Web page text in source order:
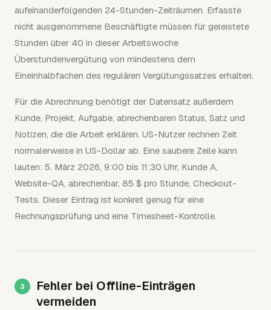
aufeinanderfolgenden 24-Stunden-Zeiträumen. Erfasste
nicht ausgenommene Beschäftigte müssen für geleistete
Stunden über 40 in dieser Arbeitswoche
Überstundenvergütung von mindestens dem
Eineinhalbfachen des regulären Vergütungssatzes erhalten.
Für die Abrechnung benötigt der Datensatz außerdem
Kunde, Projekt, Aufgabe, abrechenbaren Status, Satz und
Notizen, die die Arbeit erklären. US-Nutzer rechnen Zeit
normalerweise in US-Dollar ab. Eine saubere Zeile kann
lauten: 5. März 2026, 9:00 bis 11:30 Uhr, Kunde A,
Website-QA, abrechenbar, 85 $ pro Stunde, Checkout-
Tests. Dieser Eintrag ist konkret genug für eine
Rechnungsprüfung und eine Timesheet-Kontrolle.
Fehler bei Offline-Einträgen
vermeiden